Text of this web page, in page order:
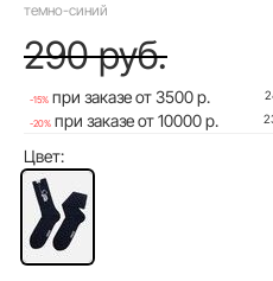
темно-синий
290 руб.
-15% при заказе от 3500 р.
-20% при заказе от 10000 р.
Цвет: